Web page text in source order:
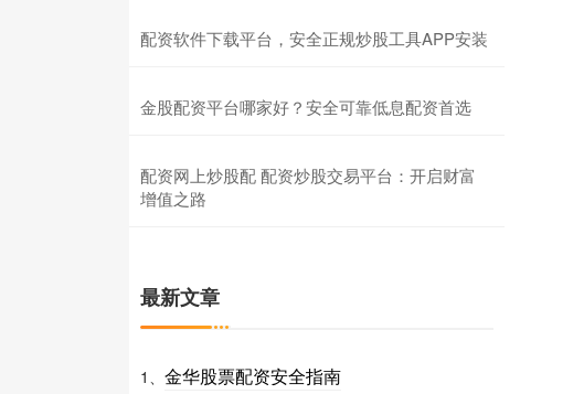
配资软件下载平台，安全正规炒股工具APP安装
金股配资平台哪家好？安全可靠低息配资首选
配资网上炒股配 配资炒股交易平台：开启财富
增值之路
最新文章
1、 金华股票配资安全指南